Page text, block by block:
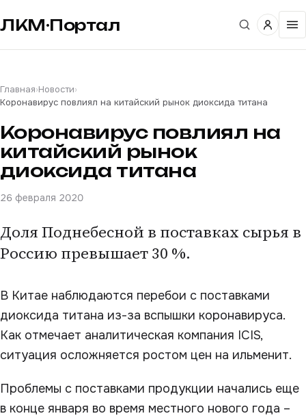
ЛКМ·Портал
Главная›Новости›
Коронавирус повлиял на китайский рынок диоксида титана
Коронавирус повлиял на
китайский рынок
диоксида титана
26 февраля 2020
Доля Поднебесной в поставках сырья в
Россию превышает 30 %.
В Китае наблюдаются перебои с поставками
диоксида титана из-за вспышки коронавируса.
Как отмечает аналитическая компания ICIS,
ситуация осложняется ростом цен на ильменит.
Проблемы с поставками продукции начались еще
в конце января во время местного нового года –